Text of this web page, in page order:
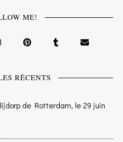
ME!
RÉCENTS
de Rotterdam, le 29 juin